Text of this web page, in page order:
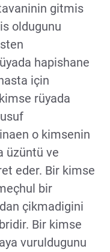
gitmis
oldugunu
hapishane
için
rüyada
o kimsenin
üzüntü ve
eder. Bir kimse
bir
çikmadigini
Bir kimse
vuruldugunu